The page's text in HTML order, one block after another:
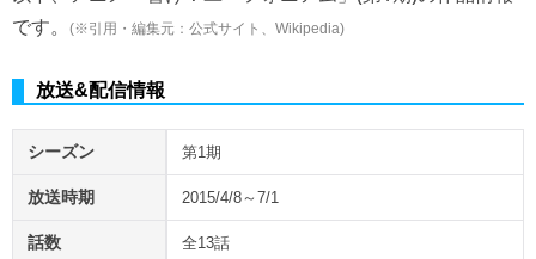
です。
(※引用・編集元：公式サイト、Wikipedia)
放送&配信情報
シーズン 第1期
放送時期 2015/4/8～7/1
話数 全13話